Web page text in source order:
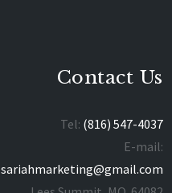
Contact Us
Tel: (816) 547-4037
E-mail:
sariahmarketing@gmail.com